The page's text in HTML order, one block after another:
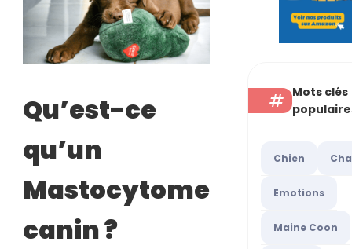
Qu’est-ce
qu’un
Mastocytome
canin ?
Mots clés
Chien
Emotions
Maine Coon